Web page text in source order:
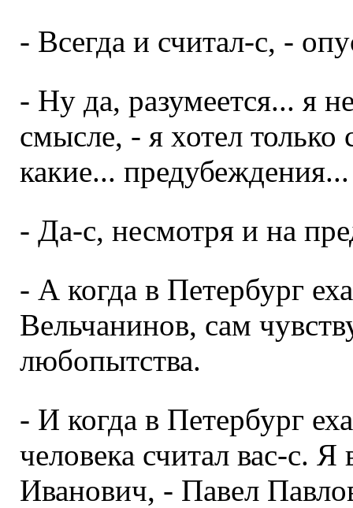
- Всегда и считал-с, -
- Ну да, разумеется... я
смысле, - я хотел только
какие... предубеждения...
- Да-с, несмотря и на
- А когда в Петербург
Вельчанинов, сам
любопытства.
- И когда в Петербург
человека считал вас-с. Я
Иванович, - Павел